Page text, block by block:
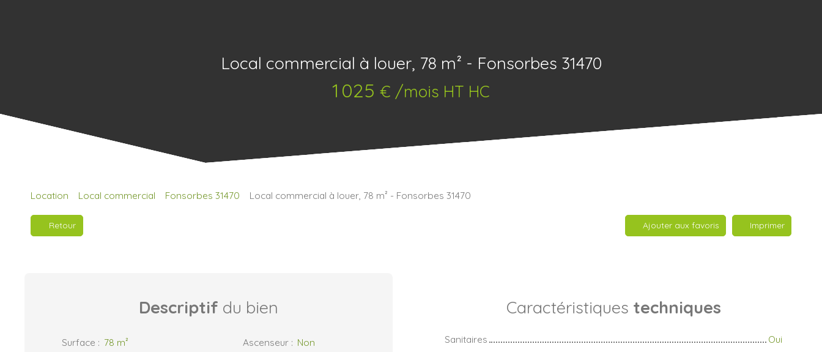
Local commercial à louer, 78 m² - Fonsorbes 31470
1 025 € /mois HT HC
Location Local commercial Fonsorbes 31470 Local commercial à louer, 78 m² - Fonsorbes 31470
Retour Ajouter aux favoris Imprimer
Descriptif du bien
Surface : 78 m² Ascenseur : Non
Caractéristiques techniques
Sanitaires
Oui